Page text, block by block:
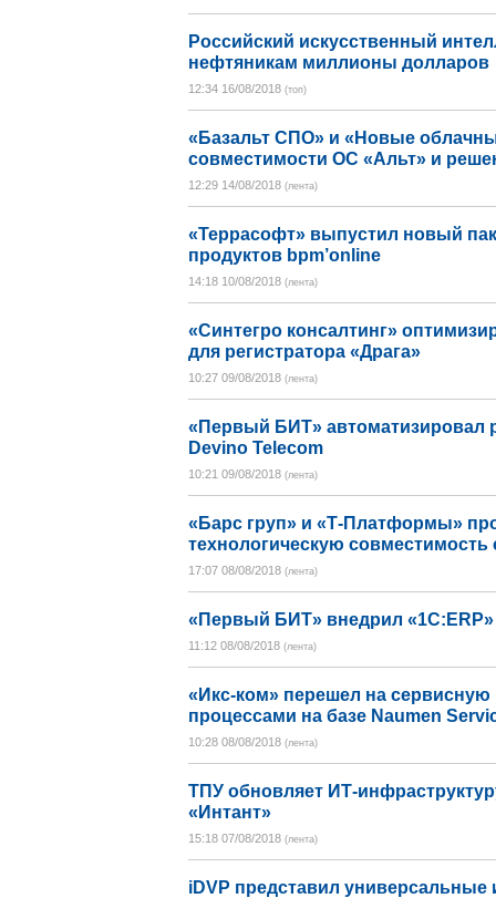
Российский искусственный
нефтяникам миллионы долларов
12:34 16/08/2018 (топ)
«Базальт СПО» и «Новые
совместимости ОС «Альт» и
12:29 14/08/2018 (лента)
«Террасофт» выпустил новый
продуктов bpm’online
14:18 10/08/2018 (лента)
«Синтегро консалтинг»
для регистратора «Драга»
10:27 09/08/2018 (лента)
«Первый БИТ» автоматизировал
Devino Telecom
10:21 09/08/2018 (лента)
«Барс груп» и «Т-Платформы»
технологическую
17:07 08/08/2018 (лента)
«Первый БИТ» внедрил
11:12 08/08/2018 (лента)
«Икс-ком» перешел на
процессами на базе Naumen
10:28 08/08/2018 (лента)
ТПУ обновляет ИТ-
«Интант»
15:18 07/08/2018 (лента)
iDVP представил универсальные